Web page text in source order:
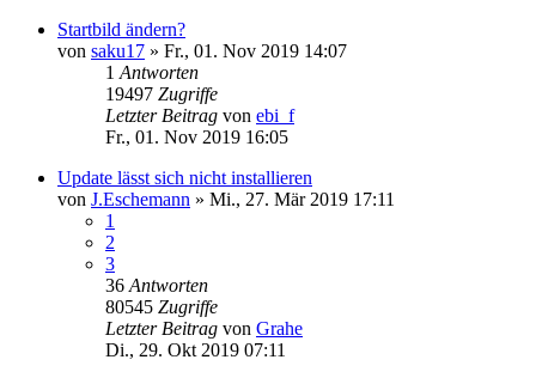
Startbild ändern?
von saku17 » Fr., 01. Nov 2019 14:07
1 Antworten
19497 Zugriffe
Letzter Beitrag von ebi_f
Fr., 01. Nov 2019 16:05
Update lässt sich nicht installieren
von J.Eschemann » Mi., 27. Mär 2019 17:11
1
2
3
36 Antworten
80545 Zugriffe
Letzter Beitrag von Grahe
Di., 29. Okt 2019 07:11